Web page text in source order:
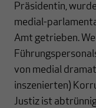
Präsidentin,
medial-
Amt getrieben.
von medial
inszenierten)
Justiz ist